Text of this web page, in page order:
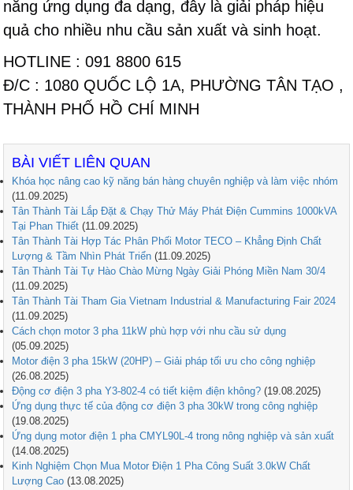
năng ứng dụng đa dạng, đây là giải pháp hiệu
quả cho nhiều nhu cầu sản xuất và sinh hoạt.
HOTLINE : 091 8800 615
Đ/C : 1080 QUỐC LỘ 1A, PHƯỜNG TÂN TẠO ,
THÀNH PHỐ HỒ CHÍ MINH
BÀI VIẾT LIÊN QUAN
Khóa học nâng cao kỹ năng bán hàng chuyên nghiệp và làm việc nhóm
(11.09.2025)
Tân Thành Tài Lắp Đặt & Chạy Thử Máy Phát Điện Cummins 1000kVA
Tại Phan Thiết (11.09.2025)
Tân Thành Tài Hợp Tác Phân Phối Motor TECO – Khẳng Định Chất
Lượng & Tầm Nhìn Phát Triển (11.09.2025)
Tân Thành Tài Tự Hào Chào Mừng Ngày Giải Phóng Miền Nam 30/4
(11.09.2025)
Tân Thành Tài Tham Gia Vietnam Industrial & Manufacturing Fair 2024
(11.09.2025)
Cách chọn motor 3 pha 11kW phù hợp với nhu cầu sử dụng
(05.09.2025)
Motor điện 3 pha 15kW (20HP) – Giải pháp tối ưu cho công nghiệp
(26.08.2025)
Động cơ điện 3 pha Y3-802-4 có tiết kiệm điện không? (19.08.2025)
Ứng dụng thực tế của động cơ điện 3 pha 30kW trong công nghiệp
(19.08.2025)
Ứng dụng motor điện 1 pha CMYL90L-4 trong nông nghiệp và sản xuất
(14.08.2025)
Kinh Nghiệm Chọn Mua Motor Điện 1 Pha Công Suất 3.0kW Chất
Lượng Cao (13.08.2025)